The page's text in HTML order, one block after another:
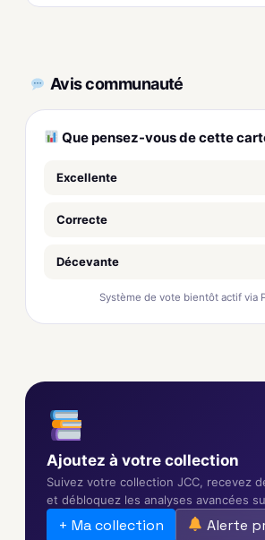
Avis communauté
Que pensez-vous de cette
Excellente
Correcte
Décevante
Système de vote bientôt actif via
Ajoutez à votre collection
Suivez votre collection JCC, recevez
et débloquez les analyses avancées
+ Ma collection Alerte